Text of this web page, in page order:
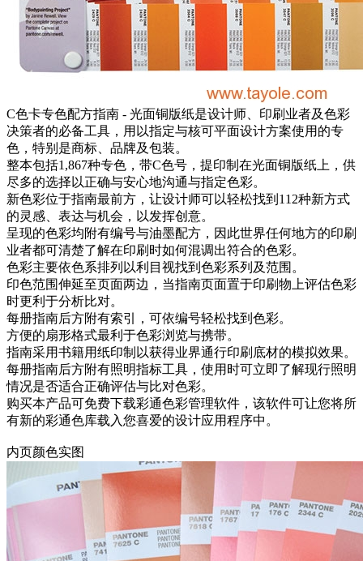
C色卡专色配方指南 - 光面铜版纸是设计师、印刷业者及色彩
决策者的必备工具，用以指定与核可平面设计方案使用的专
色，特别是商标、品牌及包装。
整本包括1,867种专色，带C色号，提印制在光面铜版纸上，供
尽多的选择以正确与安心地沟通与指定色彩。
新色彩位于指南最前方，让设计师可以轻松找到112种新方式
的灵感、表达与机会，以发挥创意。
呈现的色彩均附有编号与油墨配方，因此世界任何地方的印刷
业者都可清楚了解在印刷时如何混调出符合的色彩。
色彩主要依色系排列以利目视找到色彩系列及范围。
印色范围伸延至页面两边，当指南页面置于印刷物上评估色彩
时更利于分析比对。
每册指南后方附有索引，可依编号轻松找到色彩。
方便的扇形格式最利于色彩浏览与携带。
指南采用书籍用纸印制以获得业界通行印刷底材的模拟效果。
每册指南后方附有照明指标工具，使用时可立即了解现行照明
情况是否适合正确评估与比对色彩。
购买本产品可免费下载彩通色彩管理软件，该软件可让您将所
有新的彩通色库载入您喜爱的设计应用程序中。
内页颜色实图